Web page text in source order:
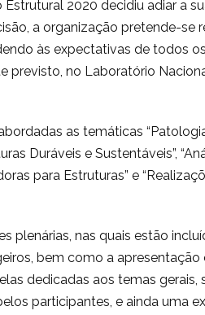
2020 decidiu adiar a
a organização pretende-se
às expectativas de todos
previsto, no Laboratório
as temáticas
Duráveis e Sustentáveis”,
para Estruturas” e
plenárias, nas quais estão
bem como a
dedicadas aos temas gerais,
participantes, e ainda uma